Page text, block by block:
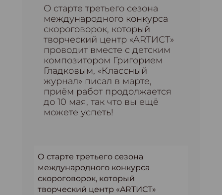
О старте третьего сезона
международного конкурса
скороговорок, который
творческий центр «ARTИСТ»
проводит вместе с детским
композитором Григорием
Гладковым, «Классный
журнал» писал в марте,
приём работ продолжается
до 10 мая, так что вы ещё
можете успеть!
О старте третьего сезона
международного конкурса
скороговорок, который
творческий центр «ARTИСТ»